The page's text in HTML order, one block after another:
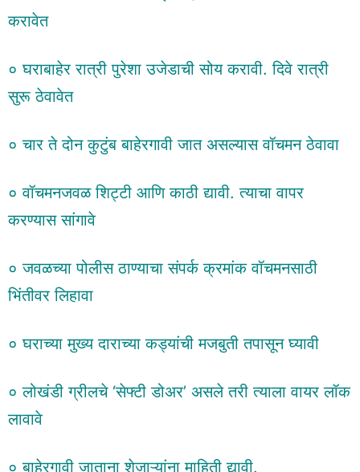
करावेत
० घराबाहेर रात्री पुरेशा उजेडाची सोय करावी. दिवे रात्री
सुरू ठेवावेत
० चार ते दोन कुटुंब बाहेरगावी जात असल्यास वॉचमन ठेवावा
० वॉचमनजवळ शिट्टी आणि काठी द्यावी. त्याचा वापर
करण्यास सांगावे
० जवळच्या पोलीस ठाण्याचा संपर्क क्रमांक वॉचमनसाठी
भिंतीवर लिहावा
० घराच्या मुख्य दाराच्या कड्यांची मजबुती तपासून घ्यावी
० लोखंडी ग्रीलचे ‘सेफ्टी डोअर’ असले तरी त्याला वायर लॉक
लावावे
० बाहेरगावी जाताना शेजाऱ्यांना माहिती द्यावी.